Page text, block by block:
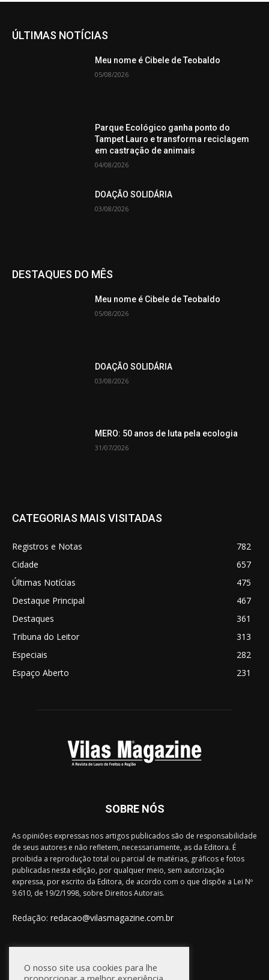
ÚLTIMAS NOTÍCIAS
Meu nome é Cibele de Teobaldo
05/08/2026
Parque Ecológico ganha ponto do
Tampet Lauro e transforma reciclagem
em castração de animais
04/08/2026
DOAÇÃO SOLIDÁRIA
03/08/2026
DESTAQUES DO MÊS
Meu nome é Cibele de Teobaldo
05/08/2026
DOAÇÃO SOLIDÁRIA
03/08/2026
MERO: 50 anos de luta pela ecologia
31/07/2026
CATEGORIAS MAIS VISITADAS
Registros e Notas
782
Cidade
657
Últimas Notícias
475
Destaque Principal
467
Destaques
361
Tribuna do Leitor
313
Especiais
282
Espaço Aberto
231
SOBRE NÓS
As opiniões expressas nos artigos publicados são de responsabilidade
de seus autores e não refletem, necessariamente, as da Editora. É
proibida a reprodução total ou parcial de matérias, gráficos e fotos
publicadas nesta edição, por qualquer meio, sem autorização
expressa, por escrito da Editora, de acordo com o que dispõe a Lei Nº
9.610, de 19/2/1998, sobre Direitos Autorais.
Redação: redacao@vilasmagazine.com.br
FIQUE CONECTADO
O nosso site usa cookies para lhe